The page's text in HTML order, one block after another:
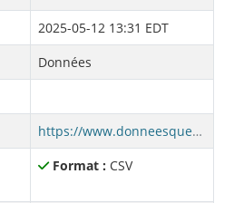
2025-05-12 13:31 EDT
Données
https://www.donneesquebec.ca/recherche/dataset/cab8ee40-9b99-40e7-865c-044df4a9fb5c/resource/7273afa9-fff2-4aae-8479-ee60d6a0ed82/download/oe-adultes-202503.csv
Format : CSV